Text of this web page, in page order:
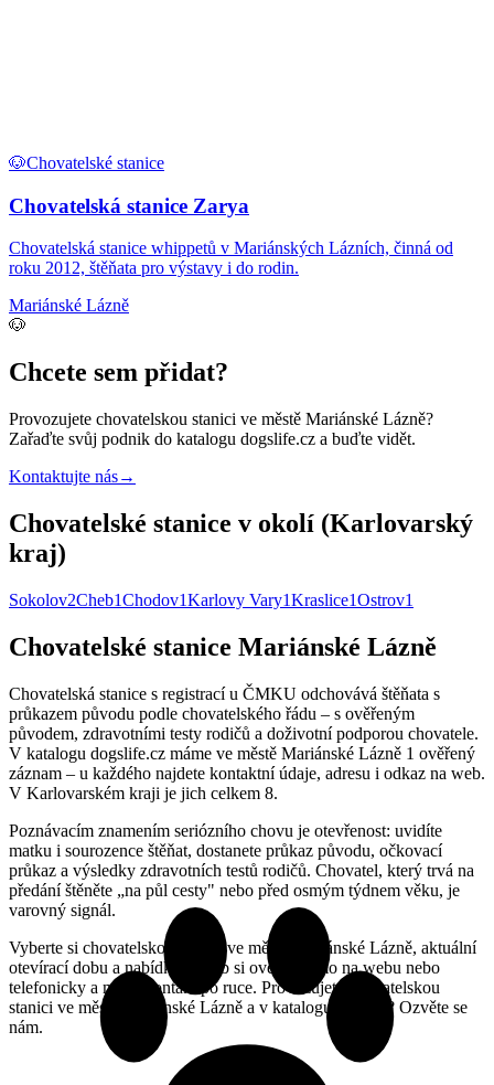
🐶Chovatelské stanice
Chovatelská stanice Zarya
Chovatelská stanice whippetů v Mariánských Lázních, činná od
roku 2012, štěňata pro výstavy i do rodin.
Mariánské Lázně
🐶
Chcete sem přidat?
Provozujete chovatelskou stanici ve městě Mariánské Lázně?
Zařaďte svůj podnik do katalogu dogslife.cz a buďte vidět.
Kontaktujte nás→
Chovatelské stanice v okolí (Karlovarský
kraj)
Sokolov2Cheb1Chodov1Karlovy Vary1Kraslice1Ostrov1
Chovatelské stanice Mariánské Lázně
Chovatelská stanice s registrací u ČMKU odchovává štěňata s
průkazem původu podle chovatelského řádu – s ověřeným
původem, zdravotními testy rodičů a doživotní podporou chovatele.
V katalogu dogslife.cz máme ve městě Mariánské Lázně 1 ověřený
záznam – u každého najdete kontaktní údaje, adresu i odkaz na web.
V Karlovarském kraji je jich celkem 8.
Poznávacím znamením seriózního chovu je otevřenost: uvidíte
matku i sourozence štěňat, dostanete průkaz původu, očkovací
průkaz a výsledky zdravotních testů rodičů. Chovatel, který trvá na
předání štěněte „na půl cesty" nebo před osmým týdnem věku, je
varovný signál.
Vyberte si chovatelskou stanici ve městě Mariánské Lázně, aktuální
otevírací dobu a nabídku služeb si ověřte přímo na webu nebo
telefonicky a mějte kontakt po ruce. Provozujete chovatelskou
stanici ve městě Mariánské Lázně a v katalogu chybíte? Ozvěte se
nám.